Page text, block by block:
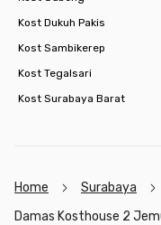
Kost Dukuh Pakis
Kost Sambikerep
Kost Tegalsari
Kost Surabaya Barat
Home Surabaya
Damas Kosthouse 2